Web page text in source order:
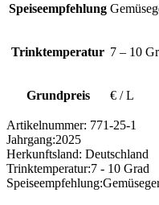
Speiseempfehlung
Trinktemperatur 7 – 10
Grundpreis € / L
Artikelnummer: 771-25-1
Jahrgang:2025
Herkunftsland: Deutschland
Trinktemperatur:7 - 10 Grad
Speiseempfehlung: